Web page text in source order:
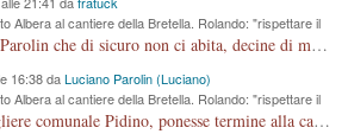
Albera al cantiere della Bretella. Rolando: "rispettare il
Non sarà utile a lei dott. Parolin che di sicuro non ci abita, decine di migliaia di TIR, automobili e padroncini che passano quotidianamente per una strada appena rotabile, non è più possibile stendere i panni, attraversare la strada senza rischiare la morte, le case stanno crepando, i tempi sono cambiati e la bretella non passerà assolutamente per maddalene (ma cosa sta a dire?!), dia invece responsabilità a chi ha costruito tagliando la strada che doveva invece terminare a isola vicentina e non al moracchino lasciando Motta di Costabissara ancora in panne di traffico. I tempi sono cambiati dottore e se l'anagrafe della vita stagna nell'essere umano impressioni conservatrici, la società non le considera perchè va avanti, si industrializza e ha bisogno di infrastrutture e di sviluppo. Ultima considerazione, se è geloso di Rolando perchè vede in lui solo campagne politiche mentre si difendono i SOLI diritti dei cittadini, la preghiamo faccia considerazioni più appropriate. Saluti e complimenti per i suoi scritti.
16:38 daLuciano Parolin (Luciano)
Albera al cantiere della Bretella. Rolando: "rispettare il
Sarebbe ora che il consigliere comunale Pidino, ponesse termine alla campagna elettorale nel territorio del suo seggio Villaggio del Sole. La tiraca è iniziata, distruggerà 6 km di prateria ovest della città, ricca di fonti e sorgenti d'acqua. I cittadini di Maddalene non avranno più Pace la notte. Molta colpa per la costruzione di questa Strada è proprio del signor Rolando,dei suoi gazebo mobili e che vuol far passare questa opera VANDALICA come progetto "utile" a chi ? Non è cosa seria sig. Rolando!